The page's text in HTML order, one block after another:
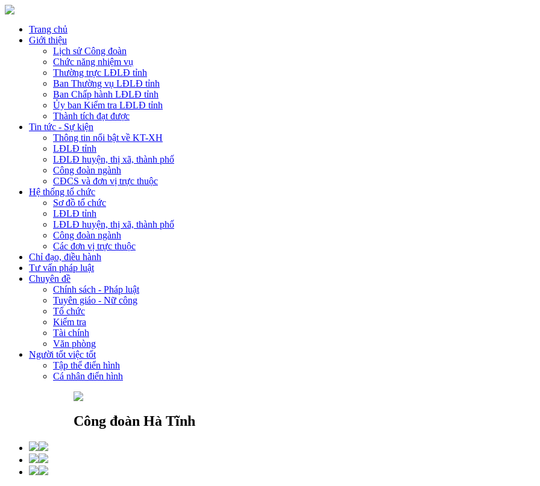
Trang chủ
Giới thiệu
Lịch sử Công đoàn
Chức năng nhiệm vụ
Thường trực LĐLĐ tỉnh
Ban Thường vụ LĐLĐ tỉnh
Ban Chấp hành LĐLĐ tỉnh
Ủy ban Kiểm tra LĐLĐ tỉnh
Thành tích đạt được
Tin tức - Sự kiện
Thông tin nổi bật về KT-XH
LĐLĐ tỉnh
LĐLĐ huyện, thị xã, thành phố
Công đoàn ngành
CĐCS và đơn vị trực thuộc
Hệ thống tổ chức
Sơ đồ tổ chức
LĐLĐ tỉnh
LĐLĐ huyện, thị xã, thành phố
Công đoàn ngành
Các đơn vị trực thuộc
Chỉ đạo, điều hành
Tư vấn pháp luật
Chuyên đề
Chính sách - Pháp luật
Tuyên giáo - Nữ công
Tổ chức
Kiểm tra
Tài chính
Văn phòng
Người tốt việc tốt
Tập thể điển hình
Cá nhân điển hình
Công đoàn Hà Tĩnh